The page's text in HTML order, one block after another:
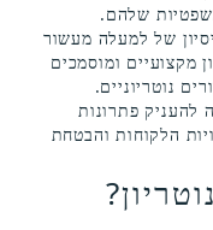
שלהם.
של למעלה מעשור
מקצועיים ומוסמכים
נוטריוניים.
להעניק פתרונות
הלקוחות והבטחת